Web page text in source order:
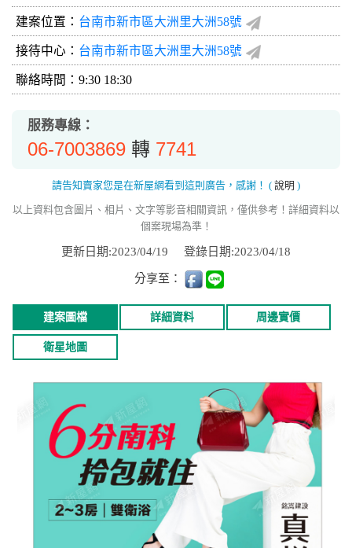
建案位置： 台南市新市區大洲里大洲58號
接待中心： 台南市新市區大洲里大洲58號
聯絡時間：9:30 18:30
服務專線：
06-7003869 轉 7741
請告知賣家您是在新屋網看到這則廣告，感謝！ ( 說明 )
以上資料包含圖片、相片、文字等影音相關資訊，僅供參考！詳細資料以
個案現場為準！
更新日期:2023/04/19 登錄日期:2023/04/18
分享至：
建案圖檔 詳細資料 周邊實價
衛星地圖